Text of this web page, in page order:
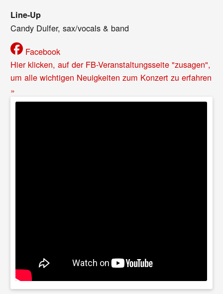
Line-Up
Candy Dulfer, sax/vocals & band
Facebook
Hier klicken, auf der FB-Veranstaltungsseite "zusagen",
um alle wichtigen Neuigkeiten zum Konzert zu erfahren
»